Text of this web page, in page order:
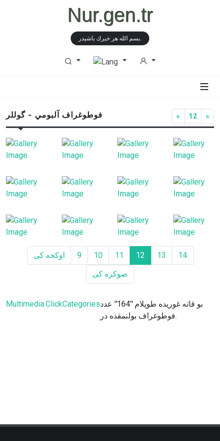
Nur.gen.tr
بسم الله هر خيرك باشيدر.
فوطوغراف آلبومي - گوللر « 12 »
اوكجه كى 9 10 11 12 13
14
صوكره كى
Multimedia.ClickCategoriesبو قاته غوريده طوپلام ''164'' عدد
فوطوغراف بولنمقده در.